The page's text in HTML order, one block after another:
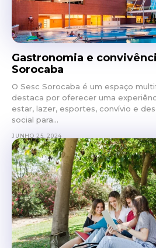
Gastronomia e
Sorocaba
O Sesc Sorocaba é um espaço
destaca por oferecer uma
estar, lazer, esportes, convívio e
social para...
JUNHO 25, 2024